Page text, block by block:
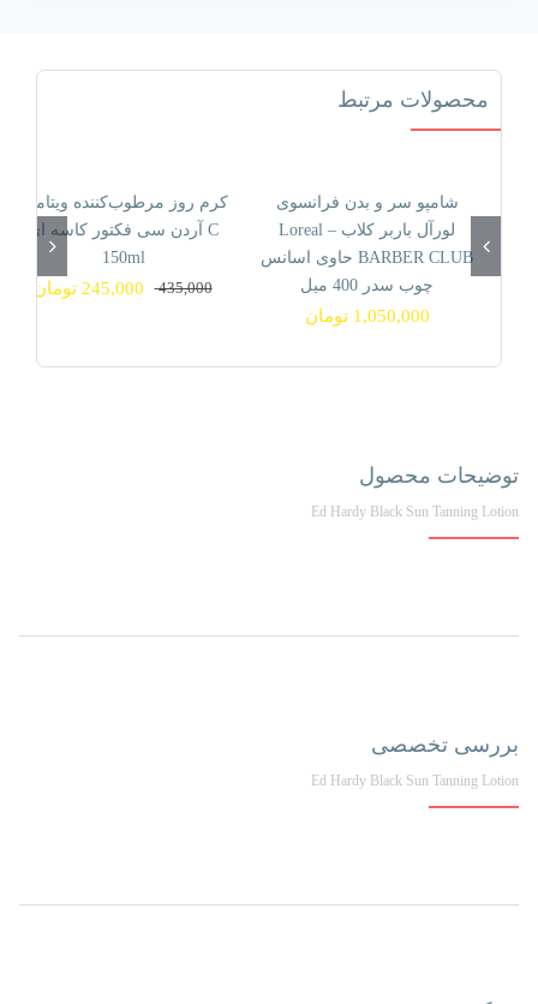
Sun
حجم
400
عدد
محصولات مرتبط
شامپو سر و بدن فرانسوی
لورآل باربر کلاب Loreal –
BARBER CLUB حاوی اسانس
چوب سدر 400 میل
1,050,000 تومان
44% تخفیف
کرم روز مرطوب‌کننده ویتامین
C آردن سی فکتور کاسه ای
150ml
435,000
قیمت
بود.
245,000 تومان
قیمت
است.
توضیحات محصول
Ed Hardy Black Sun Tanning Lotion
بررسی تخصصی
Ed Hardy Black Sun Tanning Lotion